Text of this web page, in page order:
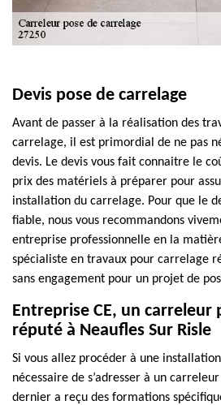
Devis pose de carrelage
Avant de passer à la réalisation des
carrelage, il est primordial de ne pas
devis. Le devis vous fait connaitre le
prix des matériels à préparer pour
installation du carrelage. Pour que le
fiable, nous vous recommandons
entreprise professionnelle en la
spécialiste en travaux pour carrelage
sans engagement pour un projet de
Entreprise CE, un carreleur
réputé à Neaufles Sur Risle
Si vous allez procéder à une
nécessaire de s’adresser à un
dernier a reçu des formations